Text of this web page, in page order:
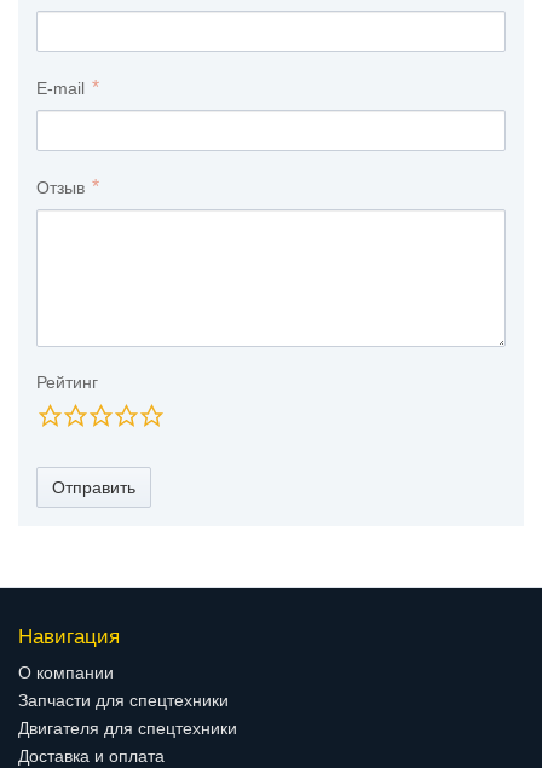
E-mail
Отзыв
Рейтинг
Отправить
Навигация
О компании
Запчасти для спецтехники
Двигателя для спецтехники
Доставка и оплата